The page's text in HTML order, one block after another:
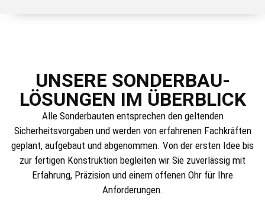
UNSERE SONDERBAU-
LÖSUNGEN IM ÜBERBLICK
Alle Sonderbauten entsprechen den geltenden
Sicherheitsvorgaben und werden von erfahrenen Fachkräften
geplant, aufgebaut und abgenommen. Von der ersten Idee bis
zur fertigen Konstruktion begleiten wir Sie zuverlässig mit
Erfahrung, Präzision und einem offenen Ohr für Ihre
Anforderungen.